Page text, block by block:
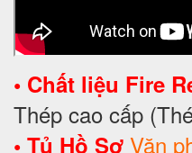
• Chất liệu Fire
Thép cao cấp
• Tủ Hồ Sơ Văn